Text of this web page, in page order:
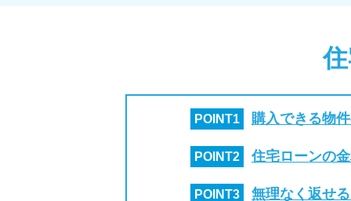
POINT1 購入できる物
POINT2 住宅ローンの
POINT3 無理なく返せ